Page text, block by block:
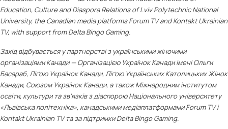
Education, Culture and Diaspora Relations of Lviv Polytechnic National
University, the Canadian media platforms Forum TV and Kontakt Ukrainian
TV, with support from Delta Bingo Gaming.
Захід відбувається у партнерстві з українськими жіночими
організаціями Канади — Організацією Українок Канади імені Ольги
Басараб, Ліґою Українок Канади, Ліґою Українських Католицьких Жінок
Канади, Союзом Українок Канади, а також Міжнародним інститутом
освіти, культури та зв’язків з діаспорою Національного університету
«Львівська політехніка», канадськими медіаплатформами Forum TV і
Kontakt Ukrainian TV та за підтримки Delta Bingo Gaming.